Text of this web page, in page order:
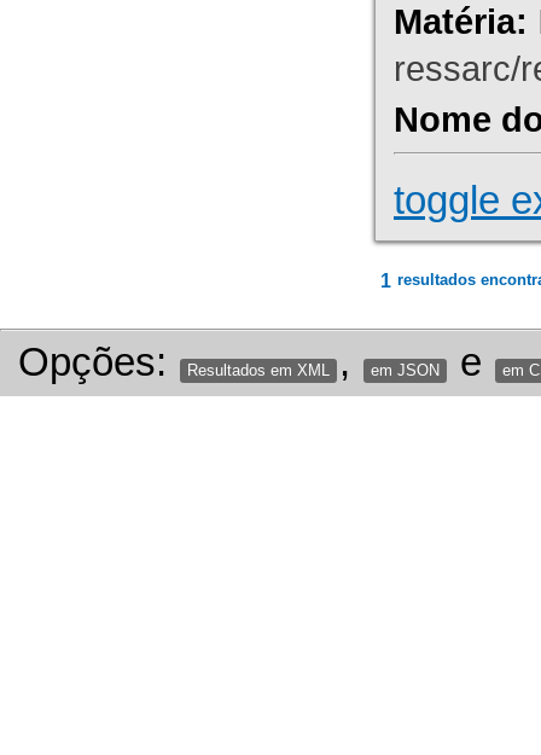
Matéria:
ressarc/
Nome
toggle
1 resultados
Opções: Resultados em XML , em JSON e em